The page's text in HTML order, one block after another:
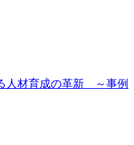
人材育成の革新 ～事例